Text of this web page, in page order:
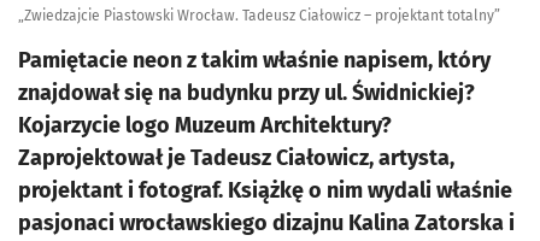
„Zwiedzajcie Piastowski Wrocław. Tadeusz Ciałowicz – projektant totalny”
Pamiętacie neon z takim właśnie napisem, który
znajdował się na budynku przy ul. Świdnickiej?
Kojarzycie logo Muzeum Architektury?
Zaprojektował je Tadeusz Ciałowicz, artysta,
projektant i fotograf. Książkę o nim wydali właśnie
pasjonaci wrocławskiego dizajnu Kalina Zatorska i